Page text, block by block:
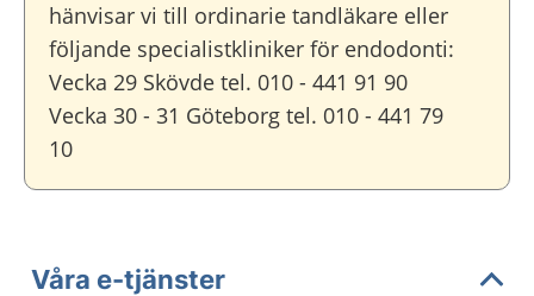
hänvisar vi till ordinarie tandläkare eller
följande specialistkliniker för endodonti:
Vecka 29 Skövde tel. 010 - 441 91 90
Vecka 30 - 31 Göteborg tel. 010 - 441 79
10
Våra e-tjänster